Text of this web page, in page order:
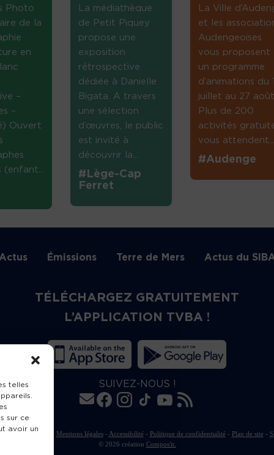
telles
sur ce
avoir un
Photo
de la
en
–
–
Ouvert
(enfant...
La médiathèque
de Petit Piquey
propose une
exposition
rétrospective
dédiée à Danielle
Bigata. A travers
une sélection
d’œuvres, le public
est invité à
découvrir la...
#Lège-Cap
Ferret
La Ville
et les
Audengeoises
vous proposent
un programme
d’animations du
juillet au 27
Plus de 200
activités
vous
#Audenge
Émissions Terre de Mers Actus du
TÉLÉCHARGEZ GRATUITEMENT
L’APPLICATION TVBA !
SUIVEZ-NOUS !
Mentions légales- Accessibilité- Politique de confidentialité- Plan de site-
© 2026 création Compos'it.